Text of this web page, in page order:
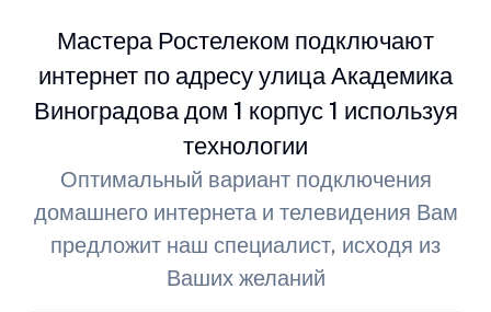
Мастера Ростелеком подключают
интернет по адресу улица Академика
Виноградова дом 1 корпус 1 используя
технологии
Оптимальный вариант подключения
домашнего интернета и телевидения Вам
предложит наш специалист, исходя из
Ваших желаний